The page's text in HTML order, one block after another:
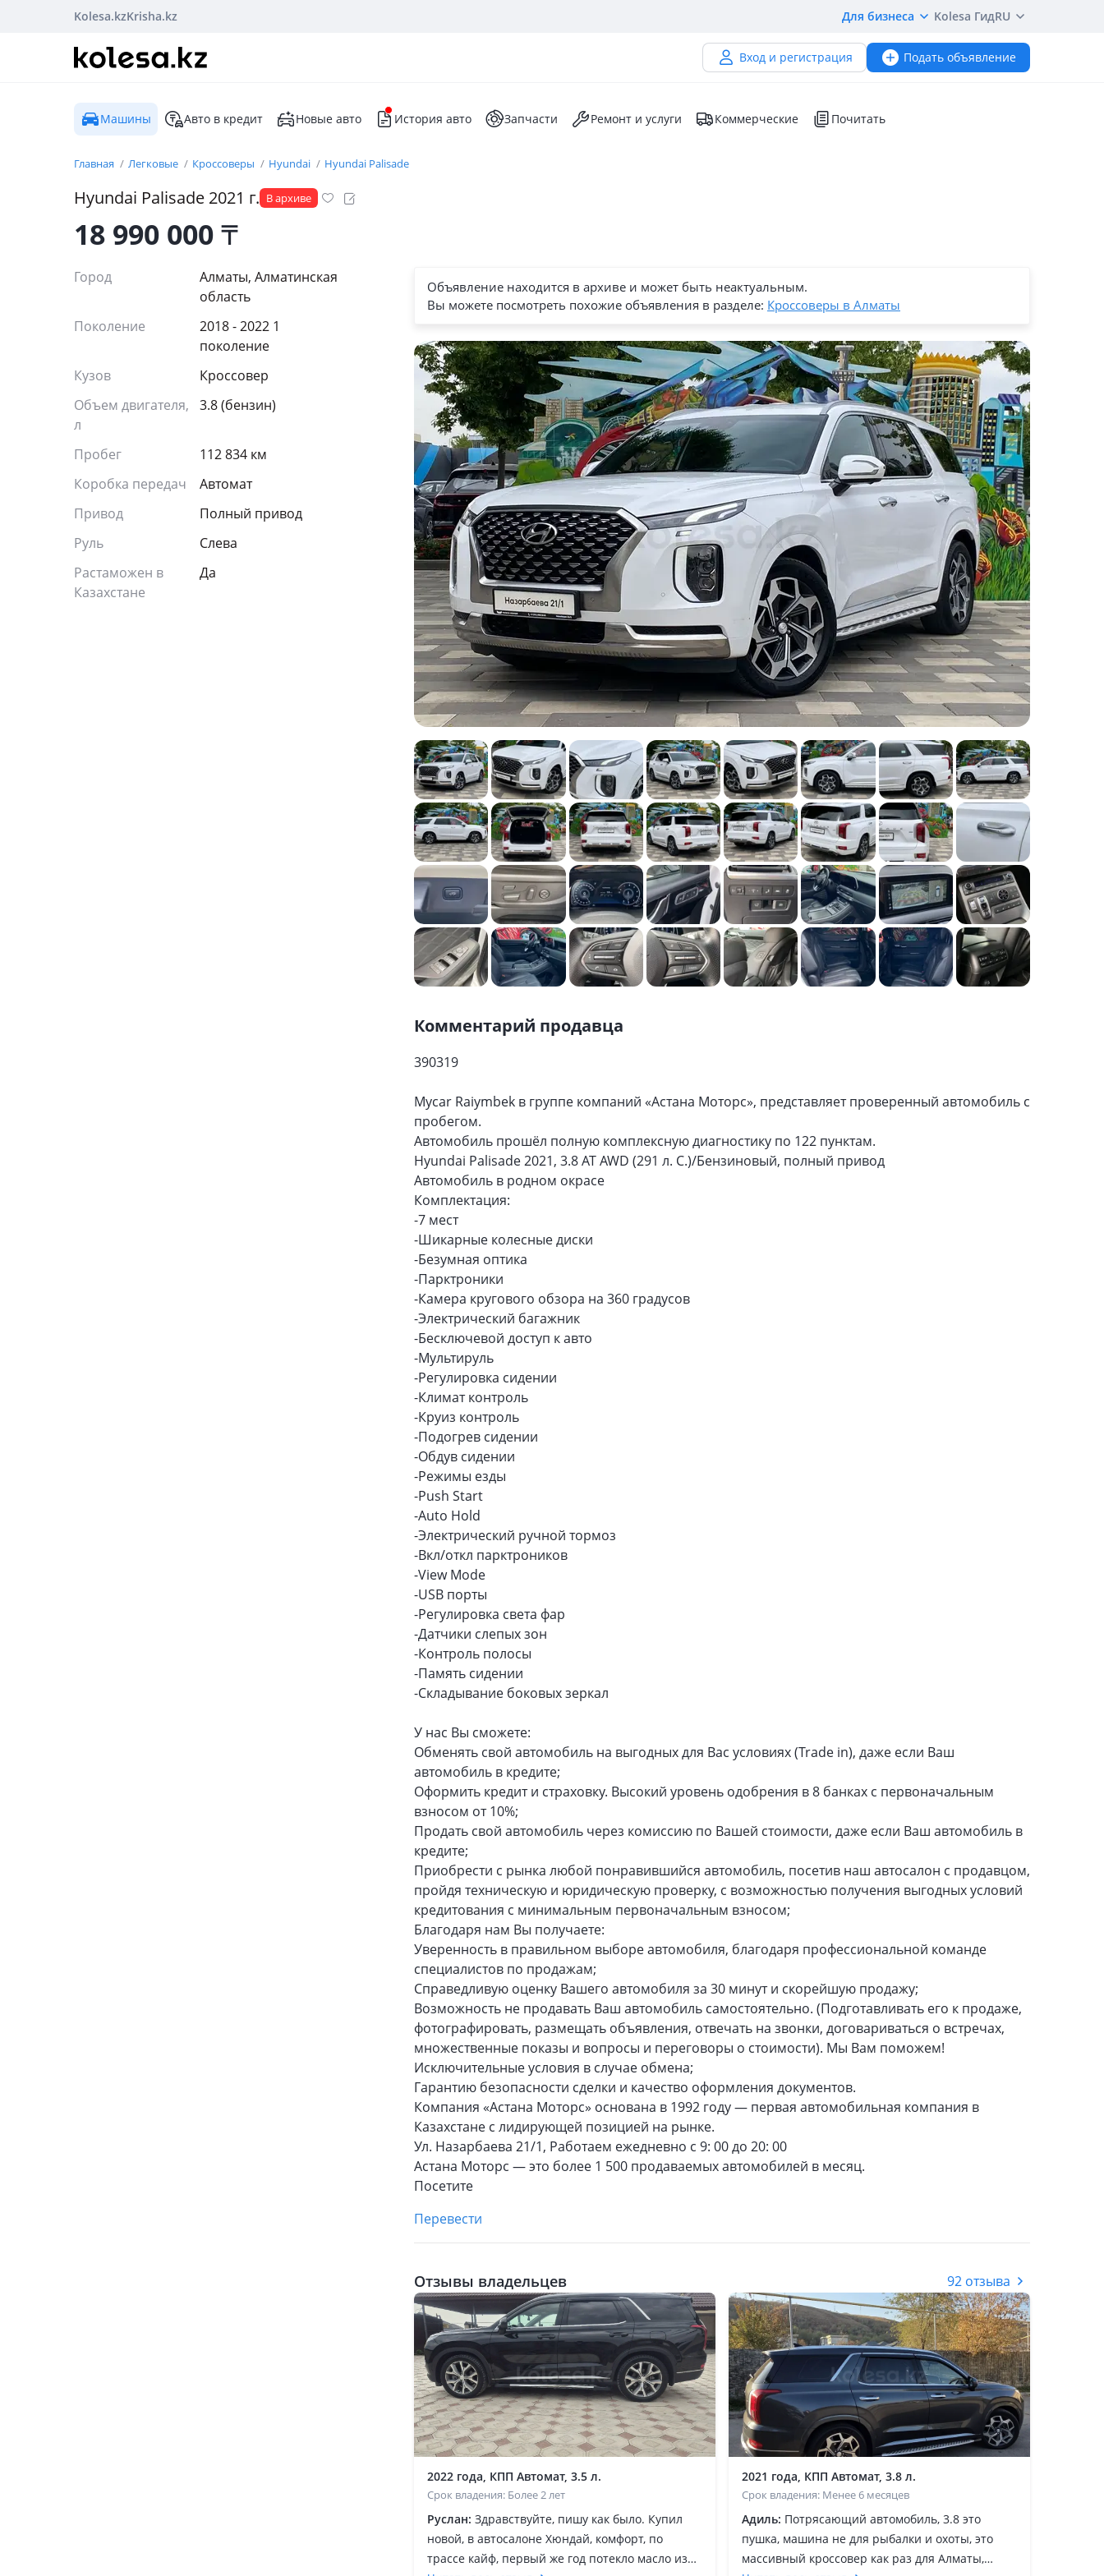
Kolesa.kzKrisha.kz Для бизнеса Kolesa ГидRU
Вход и регистрация Подать объявление
Машины Авто в кредит Новые авто История авто Запчасти Ремонт и услуги Коммерческие Почитать
Главная Легковые Кроссоверы Hyundai Hyundai Palisade
Hyundai Palisade 2021 г. В архиве
18 990 000₸
Город
Алматы, Алматинская
область
Поколение
2018 - 2022 1
поколение
Кузов
Кроссовер
Объем двигателя,
л
3.8 (бензин)
Пробег
112 834 км
Коробка передач
Автомат
Привод
Полный привод
Руль
Слева
Растаможен в
Казахстане
Да
Объявление находится в архиве и может быть неактуальным.
Вы можете посмотреть похожие объявления в разделе: Кроссоверы в Алматы
Комментарий продавца
390319
Mycar Raiymbek в группе компаний «Астана Моторс», представляет проверенный автомобиль с
пробегом.
Автомобиль прошёл полную комплексную диагностику по 122 пунктам.
Hyundai Palisade 2021, 3.8 AT AWD (291 л. С.)/Бензиновый, полный привод
Автомобиль в родном окрасе
Комплектация:
-7 мест
-Шикарные колесные диски
-Безумная оптика
-Парктроники
-Камера кругового обзора на 360 градусов
-Электрический багажник
-Бесключевой доступ к авто
-Мультируль
-Регулировка сидении
-Климат контроль
-Круиз контроль
-Подогрев сидении
-Обдув сидении
-Режимы езды
-Push Start
-Auto Hold
-Электрический ручной тормоз
-Вкл/откл парктроников
-View Mode
-USB порты
-Регулировка света фар
-Датчики слепых зон
-Контроль полосы
-Память сидении
-Складывание боковых зеркал
У нас Вы сможете:
Обменять свой автомобиль на выгодных для Вас условиях (Trade in), даже если Ваш
автомобиль в кредите;
Оформить кредит и страховку. Высокий уровень одобрения в 8 банках с первоначальным
взносом от 10%;
Продать свой автомобиль через комиссию по Вашей стоимости, даже если Ваш автомобиль в
кредите;
Приобрести с рынка любой понравившийся автомобиль, посетив наш автосалон с продавцом,
пройдя техническую и юридическую проверку, с возможностью получения выгодных условий
кредитования с минимальным первоначальным взносом;
Благодаря нам Вы получаете:
Уверенность в правильном выборе автомобиля, благодаря профессиональной команде
специалистов по продажам;
Справедливую оценку Вашего автомобиля за 30 минут и скорейшую продажу;
Возможность не продавать Ваш автомобиль самостоятельно. (Подготавливать его к продаже,
фотографировать, размещать объявления, отвечать на звонки, договариваться о встречах,
множественные показы и вопросы и переговоры о стоимости). Мы Вам поможем!
Исключительные условия в случае обмена;
Гарантию безопасности сделки и качество оформления документов.
Компания «Астана Моторс» основана в 1992 году — первая автомобильная компания в
Казахстане с лидирующей позицией на рынке.
Ул. Назарбаева 21/1, Работаем ежедневно с 9: 00 до 20: 00
Астана Моторс — это более 1 500 продаваемых автомобилей в месяц.
Посетите
Перевести
Отзывы владельцев 92 отзыва
2022 года, КПП Автомат, 3.5 л.
Срок владения: Более 2 лет
Руслан: Здравствуйте, пишу как было. Купил
новой, в автосалоне Хюндай, комфорт, по
трассе кайф, первый же год потекло масло из
2021 года, КПП Автомат, 3.8 л.
Срок владения: Менее 6 месяцев
Адиль: Потрясающий автомобиль, 3.8 это
пушка, машина не для рыбалки и охоты, это
массивный кроссовер как раз для Алматы,